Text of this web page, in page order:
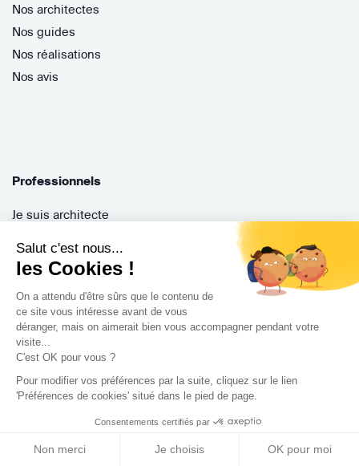
Salut c'est nous...
les Cookies !
On a attendu d'être sûrs que le contenu de
ce site vous intéresse avant de vous
déranger, mais on aimerait bien vous accompagner pendant votre
visite...
C'est OK pour vous ?
Pour modifier vos préférences par la suite, cliquez sur le lien
'Préférences de cookies' situé dans le pied de page.
Consentements certifiés par
Non merci Je choisis OK pour moi
Nos architectes
Nos guides
Nos réalisations
Nos avis
Professionnels
Je suis architecte
Je suis maître d'oeuvre
Je suis décorateur
Je suis un paysagiste
Je suis contractant général
Parrainer ses entreprises
Gérer ses appels d'offres